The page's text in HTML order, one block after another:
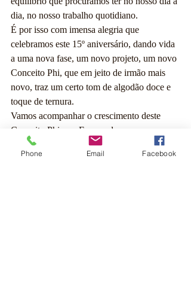
dia, no nosso trabalho quotidiano.
É por isso com imensa alegria que
celebramos este 15º aniversário, dando vida
a uma nova fase, um novo projeto, um novo
Conceito Phi, que em jeito de irmão mais
novo, traz um certo tom de algodão doce e
toque de ternura.
Vamos acompanhar o crescimento deste
Conceito Phi, um Espaço de
Desenvolvimento e Aprendizagem que
embora sendo mais novo, traz consigo o
Phone Email Facebook